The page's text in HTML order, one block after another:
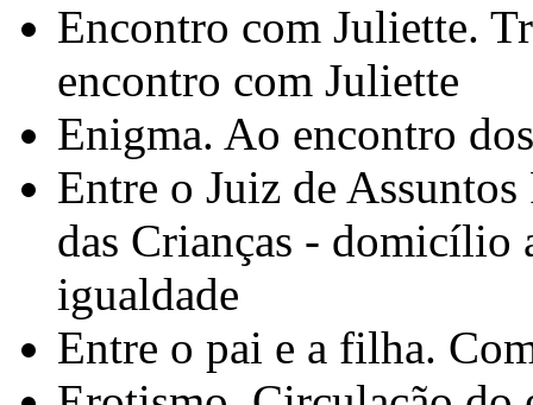
Encontro com Juliette.
encontro com Juliette
Enigma. Ao encontro
Entre o Juiz de
das Crianças - domicílio
igualdade
Entre o pai e a filha.